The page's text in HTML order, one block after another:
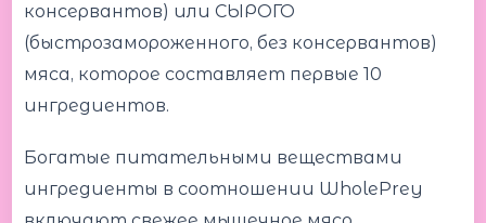
консервантов) или СЫРОГО
(быстрозамороженного, без консервантов)
мяса, которое составляет первые 10
ингредиентов.
Богатые питательными веществами
ингредиенты в соотношении WholePrey